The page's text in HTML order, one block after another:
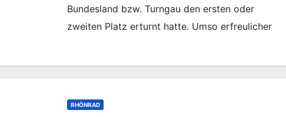
Bundesland bzw. Turngau den ersten oder
zweiten Platz erturnt hatte. Umso erfreulicher
RHÖNRAD